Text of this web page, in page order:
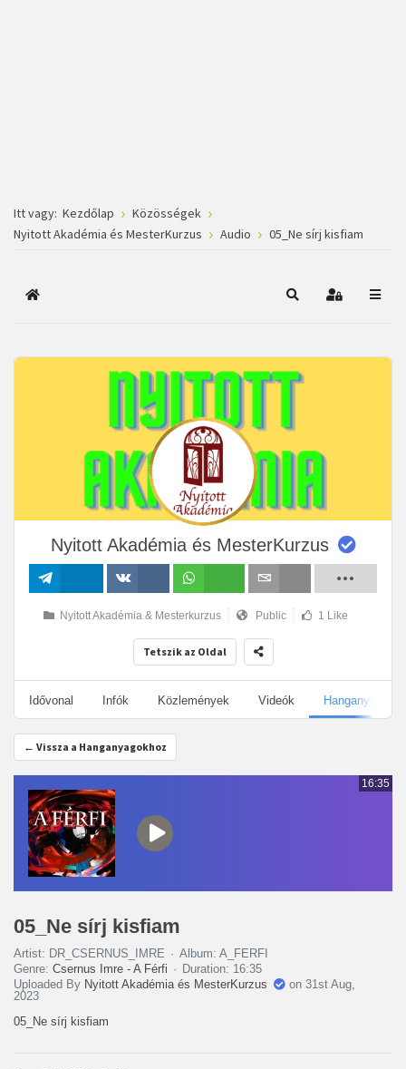
Itt vagy: Kezdőlap
Közösségek
Nyitott Akadémia és MesterKurzus
Audio 05_Ne sírj kisfiam
Főoldal Keresés
Nyitott Akadémia és MesterKurzus
Nyitott Akadémia & Mesterkurzus Public 1 Like
Tetszik az Oldal
Idővonal Infók Közlemények Videók Hanganyagok
← Vissza a Hanganyagokhoz
16:35
05_Ne sírj kisfiam
Artist: DR_CSERNUS_IMRE
Album: A_FERFI
Genre: Csernus Imre - A Férfi
Duration: 16:35
Uploaded By Nyitott Akadémia és MesterKurzus
on 31st Aug,
2023
05_Ne sírj kisfiam